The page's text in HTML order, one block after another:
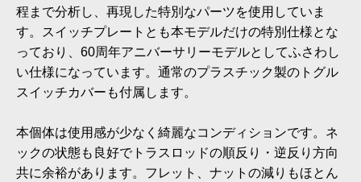
程まで分析し、再現した特別なパーツを使用していま
す。スイッチプレートとも本モデルだけの特別仕様とな
っており、60周年アニバーサリーモデルとしてふさわし
い仕様になっています。通常のプラスチック製のトグル
スイッチカバーも付属します。
本個体は使用感が少なく綺麗なコンディションです。ネ
ックの状態も良好でトラスロッドの順反り・逆反り方向
共に余裕があります。フレット、ナットの減りもほとん